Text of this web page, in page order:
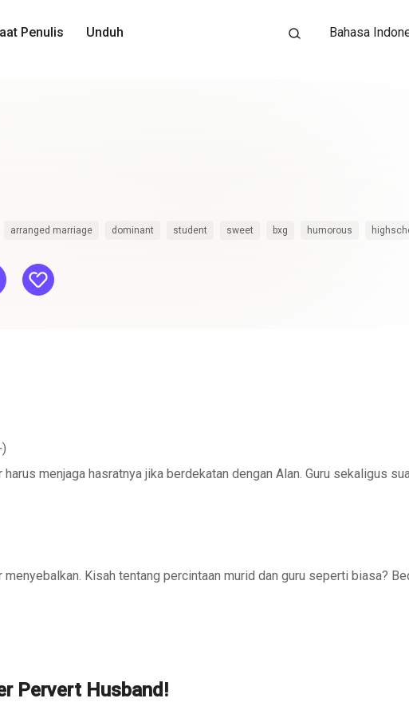
Penulis Unduh search Bahasa
arranged marriage dominant student sweet bxg humorous
like
menjaga hasratnya jika berdekatan dengan Alan. Guru sekaligus
Kisah tentang percintaan murid dan guru seperti biasa?
Pervert Husband!